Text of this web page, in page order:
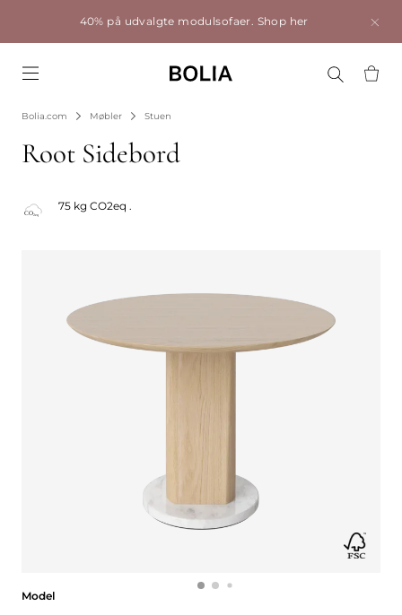
40% på udvalgte modulsofaer. Shop her
Bolia.com Møbler Stuen
Root Sidebord
75 kg CO2eq .
Model